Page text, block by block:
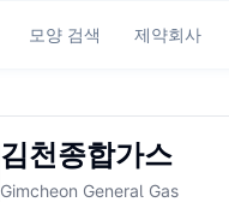
모양 검색 제약회사
김천종합가스
Gimcheon General Gas